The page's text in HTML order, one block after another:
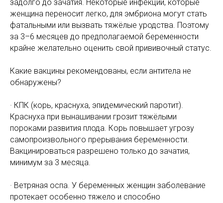
задолго до зачатия. Некоторые инфекции, которые
женщина переносит легко, для эмбриона могут стать
фатальными или вызвать тяжёлые уродства. Поэтому
за 3–6 месяцев до предполагаемой беременности
крайне желательно оценить свой прививочный статус.
Какие вакцины рекомендованы, если антитела не
обнаружены?
· КПК (корь, краснуха, эпидемический паротит).
Краснуха при вынашивании грозит тяжёлыми
пороками развития плода. Корь повышает угрозу
самопроизвольного прерывания беременности.
Вакцинироваться разрешено только до зачатия,
минимум за 3 месяца.
· Ветряная оспа. У беременных женщин заболевание
протекает особенно тяжело и способно